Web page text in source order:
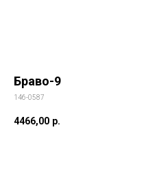
Браво-9
146-0587
4466,00 р.